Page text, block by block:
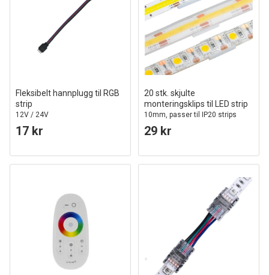
Fleksibelt hannplugg til RGB
strip
12V / 24V
17 kr
20 stk. skjulte
monteringsklips til LED strip
10mm, passer til IP20 strips
29 kr